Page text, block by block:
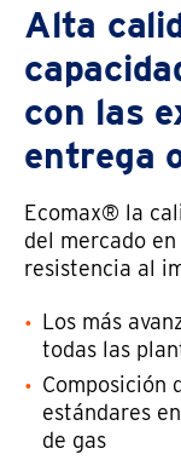
Alta
con las
entrega
Ecomax® la
del mercado
resistencia al
Los más
todas las
Composición
estándares
de gas